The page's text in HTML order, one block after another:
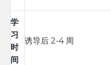
学
习
时
间
诱导后 2-4 周